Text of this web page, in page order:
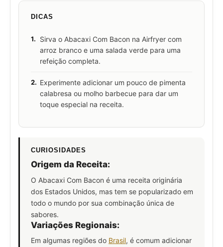
DICAS
1.
Sirva o Abacaxi Com Bacon na Airfryer com
arroz branco e uma salada verde para uma
refeição completa.
2. Experimente adicionar um pouco de pimenta
calabresa ou molho barbecue para dar um
toque especial na receita.
CURIOSIDADES
Origem da Receita:
O Abacaxi Com Bacon é uma receita originária
dos Estados Unidos, mas tem se popularizado em
todo o mundo por sua combinação única de
sabores.
Variações Regionais:
Em algumas regiões do Brasil, é comum adicionar